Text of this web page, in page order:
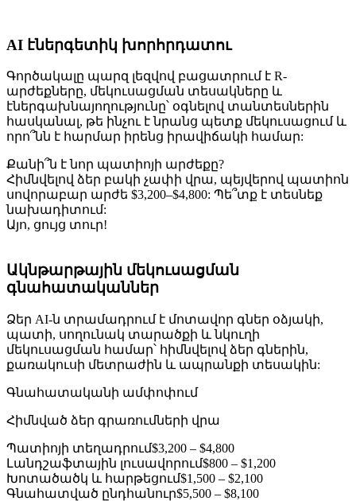
AI էներգետիկ խորհրդատու
Գործակալը պարզ լեզվով բացատրում է R-
արժեքները, մեկուսացման տեսակները և
էներգախնայողությունը՝ օգնելով տանտեսներին
հասկանալ, թե ինչու է նրանց պետք մեկուսացում և
որո՞նն է հարմար իրենց իրավիճակի համար:
Քանի՞ն է նոր պատիոյի արժեքը?
Հիմնվելով ձեր բակի չափի վրա, պեյվերով պատիոն
սովորաբար արժե $3,200–$4,800: Պե՞տք է տեսնեք
նախադիտում:
Այո, ցույց տուր!
Ակնթարթային մեկուսացման
գնահատականներ
Ձեր AI-ն տրամադրում է մոտավոր գներ օձյակի,
պատի, սողունակ տարածքի և նկուղի
մեկուսացման համար՝ հիմնվելով ձեր գներին,
քառակուսի մետրաժին և ապրանքի տեսակին:
Գնահատականի ամփոփում
Հիմնված ձեր գրառումների վրա
Պատիոյի տեղադրում$3,200 – $4,800
Լանդշաֆտային լուսավորում$800 – $1,200
Խոտածածկ և հարթեցում$1,500 – $2,100
Գնահատված ընդհանուր$5,500 – $8,100